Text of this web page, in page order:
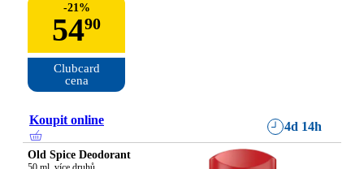
-21%
5490
Clubcard
cena
Koupit online 4d 14h
Old Spice Deodorant